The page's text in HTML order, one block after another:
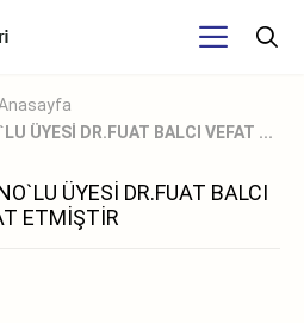
ÜYESİ DR.FUAT BALCI VEFAT ...
ÜYESİ DR.FUAT BALCI
ETMİŞTİR